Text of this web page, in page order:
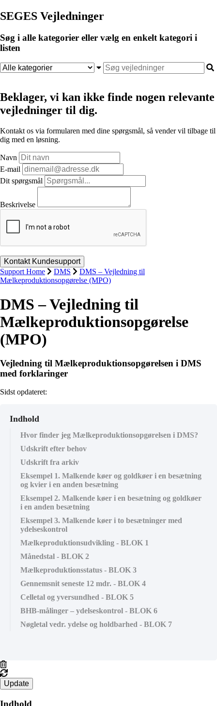
SEGES Vejledninger
Søg i alle kategorier eller vælg en enkelt kategori i
listen
Beklager, vi kan ikke finde nogen relevante
vejledninger til dig.
Kontakt os via formularen med dine spørgsmål, så vender vil tilbage til
dig med en løsning.
Navn
E-mail
Dit spørgsmål
Beskrivelse
Support Home DMS
DMS – Vejledning til
Mælkeproduktionsopgørelse (MPO)
DMS – Vejledning til
Mælkeproduktionsopgørelse
(MPO)
Vejledning til Mælkeproduktionsopgørelsen i DMS
med forklaringer
Sidst opdateret:
Indhold
Hvor finder jeg Mælkeproduktionsopgørelsen i DMS?
Udskrift efter behov
Udskrift fra arkiv
Eksempel 1. Malkende køer og goldkøer i en besætning
og kvier i en anden besætning
Eksempel 2. Malkende køer i en besætning og goldkøer
i en anden besætning
Eksempel 3. Malkende køer i to besætninger med
ydelseskontrol
Mælkeproduktionsudvikling - BLOK 1
Månedstal - BLOK 2
Mælkeproduktionsstatus - BLOK 3
Gennemsnit seneste 12 mdr. - BLOK 4
Celletal og yversundhed - BLOK 5
BHB-målinger – ydelseskontrol - BLOK 6
Nøgletal vedr. ydelse og holdbarhed - BLOK 7
Update
Indhold